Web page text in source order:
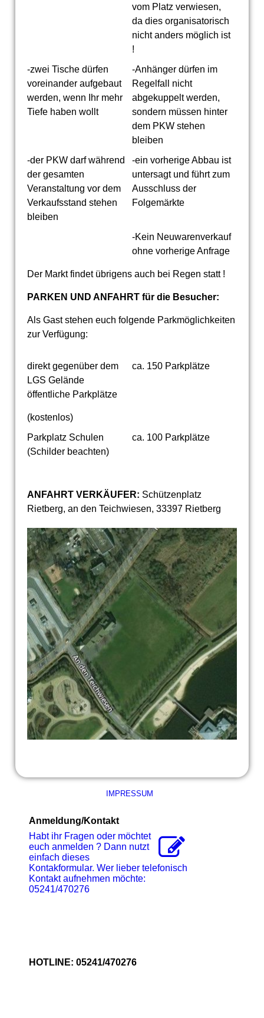
vom Platz verwiesen,
da dies organisatorisch
nicht anders möglich ist
!
-zwei Tische dürfen
voreinander aufgebaut
werden, wenn Ihr mehr
Tiefe haben wollt
-Anhänger dürfen im
Regelfall nicht
abgekuppelt werden,
sondern müssen hinter
dem PKW stehen
bleiben
-der PKW darf während
der gesamten
Veranstaltung vor dem
Verkaufsstand stehen
bleiben
-ein vorherige Abbau ist
untersagt und führt zum
Ausschluss der
Folgemärkte
-Kein Neuwarenverkauf
ohne vorherige Anfrage
Der Markt findet übrigens auch bei Regen statt !
PARKEN UND ANFAHRT für die Besucher:
Als Gast stehen euch folgende Parkmöglichkeiten
zur Verfügung:
direkt gegenüber dem
LGS Gelände
öffentliche Parkplätze
(kostenlos)
ca. 150 Parkplätze
Parkplatz Schulen
(Schilder beachten)
ca. 100 Parkplätze
ANFAHRT VERKÄUFER: Schützenplatz
Rietberg, an den Teichwiesen, 33397 Rietberg
IMPRESSUM
Anmeldung/Kontakt
Habt ihr Fragen oder möchtet
euch anmelden ? Dann nutzt
einfach dieses
Kontakformular. Wer lieber telefonisch
Kontakt aufnehmen möchte:
05241/470276
HOTLINE: 05241/470276